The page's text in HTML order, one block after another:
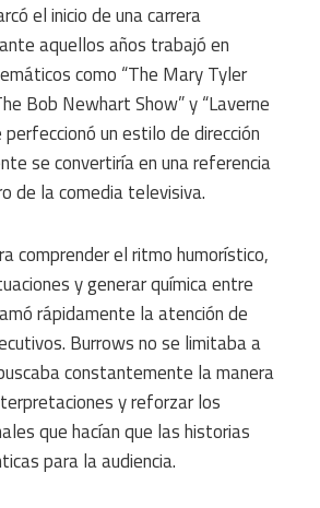
el inicio de una carrera
aquellos años trabajó en
como “The Mary Tyler
Bob Newhart Show” y “Laverne
perfeccionó un estilo de dirección
se convertiría en una referencia
de la comedia televisiva.
comprender el ritmo humorístico,
y generar química entre
rápidamente la atención de
Burrows no se limitaba a
constantemente la manera
y reforzar los
que hacían que las historias
para la audiencia.